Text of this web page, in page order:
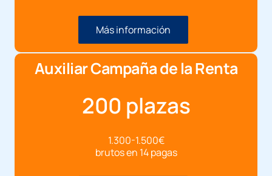
Más información
Auxiliar Campaña de la Renta
200 plazas
1.300-1.500€
brutos en 14 pagas